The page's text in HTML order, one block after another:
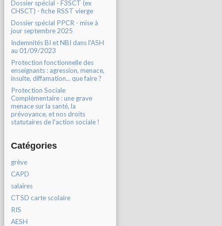
Dossier spécial - F3SCT (ex
CHSCT) - fiche RSST vierge
Dossier spécial PPCR - mise à
jour septembre 2025
Indemnités BI et NBI dans l'ASH
au 01/09/2023
Protection fonctionnelle des
enseignants : agression, menace,
insulte, diffamation... que faire ?
Protection Sociale
Complémentaire : une grave
menace sur la santé, la
prévoyance, et nos droits
statutaires de l'action sociale !
Catégories
grève
CAPD
salaires
CTSD carte scolaire
RIS
AESH